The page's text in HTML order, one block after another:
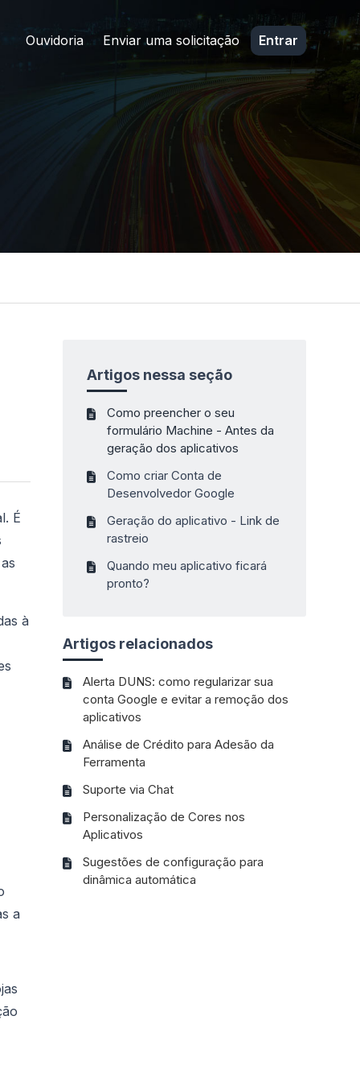
Ouvidoria Enviar uma solicitação Entrar
Artigos nessa seção
Como preencher o seu
formulário Machine - Antes da
geração dos aplicativos
Como criar Conta de
Desenvolvedor Google
Geração do aplicativo - Link de
rastreio
Quando meu aplicativo ficará
pronto?
Artigos relacionados
Alerta DUNS: como regularizar sua
conta Google e evitar a remoção dos
aplicativos
Análise de Crédito para Adesão da
Ferramenta
Suporte via Chat
Personalização de Cores nos
Aplicativos
Sugestões de configuração para
dinâmica automática
É
à
a